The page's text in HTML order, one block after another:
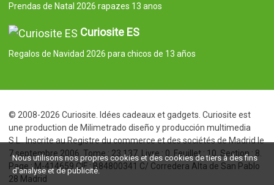
Prendas de Natal 2026 rapazes 13 anos
Curiosite ES
Regalos de Navidad 2026 para chicos de 13 años
© 2008-2026 Curiosite. Idées cadeaux et gadgets. Curiosite est
une production de Milimetrado diseño y producción multimedia
S.L.. Inscrite au Registre du commerce et des sociétés de Madrid le
7 septembre 2006. Tome : 23.137. Livre : 0. Feuillet : 10. Section : 8.
Page : M-414659 CIF : B84800341 C/ Corredera Alta de San Pablo
28 Madrid
Nous utilisons nos propres cookies et des cookies de tiers à des fins
d'analyse et de publicité.